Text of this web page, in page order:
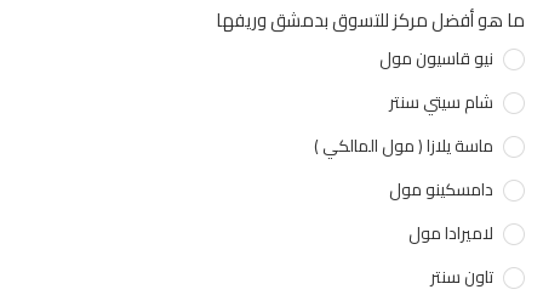
أفضل مركز للتسوق بدمشق وريفها
نيو قاسيون مول
شام سيتي سنتر
ماسة يلازا ( مول المالكي )
دامسكينو مول
لاميرادا مول
تاون سنتر